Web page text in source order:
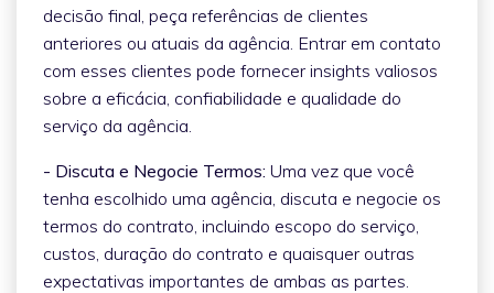
decisão final, peça referências de clientes
anteriores ou atuais da agência. Entrar em contato
com esses clientes pode fornecer insights valiosos
sobre a eficácia, confiabilidade e qualidade do
serviço da agência.
- Discuta e Negocie Termos: Uma vez que você
tenha escolhido uma agência, discuta e negocie os
termos do contrato, incluindo escopo do serviço,
custos, duração do contrato e quaisquer outras
expectativas importantes de ambas as partes.